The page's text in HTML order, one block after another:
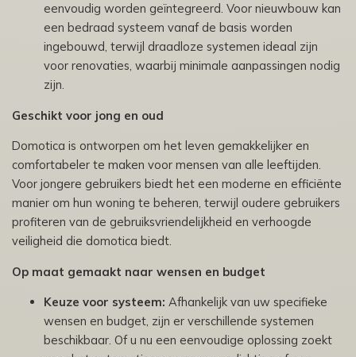
eenvoudig worden geïntegreerd. Voor nieuwbouw kan
een bedraad systeem vanaf de basis worden
ingebouwd, terwijl draadloze systemen ideaal zijn
voor renovaties, waarbij minimale aanpassingen nodig
zijn.
Geschikt voor jong en oud
Domotica is ontworpen om het leven gemakkelijker en
comfortabeler te maken voor mensen van alle leeftijden.
Voor jongere gebruikers biedt het een moderne en efficiënte
manier om hun woning te beheren, terwijl oudere gebruikers
profiteren van de gebruiksvriendelijkheid en verhoogde
veiligheid die domotica biedt.
Op maat gemaakt naar wensen en budget
Keuze voor systeem: Afhankelijk van uw specifieke
wensen en budget, zijn er verschillende systemen
beschikbaar. Of u nu een eenvoudige oplossing zoekt